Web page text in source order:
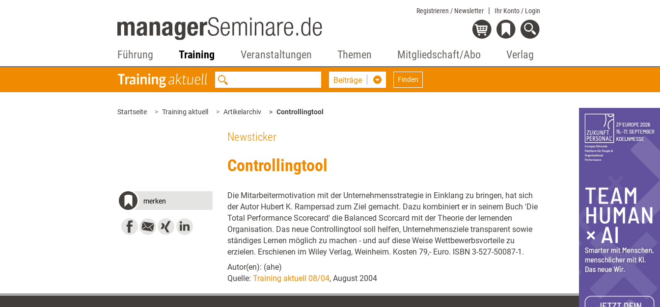
Registrieren / Newsletter Ihr Konto / Login
Führung Training Veranstaltungen Themen Mitgliedschaft/Abo Verlag
Beiträge Finden
Startseite Training aktuell Artikelarchiv Controllingtool
Newsticker
Controllingtool
merken
Die Mitarbeitermotivation mit der Unternehmensstrategie in Einklang zu bringen, hat sich
der Autor Hubert K. Rampersad zum Ziel gemacht. Dazu kombiniert er in seinem Buch 'Die
Total Performance Scorecard' die Balanced Scorcard mit der Theorie der lernenden
Organisation. Das neue Controllingtool soll helfen, Unternehmensziele transparent sowie
ständiges Lernen möglich zu machen - und auf diese Weise Wettbewerbsvorteile zu
erzielen. Erschienen im Wiley Verlag, Weinheim. Kosten 79,- Euro. ISBN 3-527-50087-1.
Autor(en): (ahe)
Quelle: Training aktuell 08/04, August 2004